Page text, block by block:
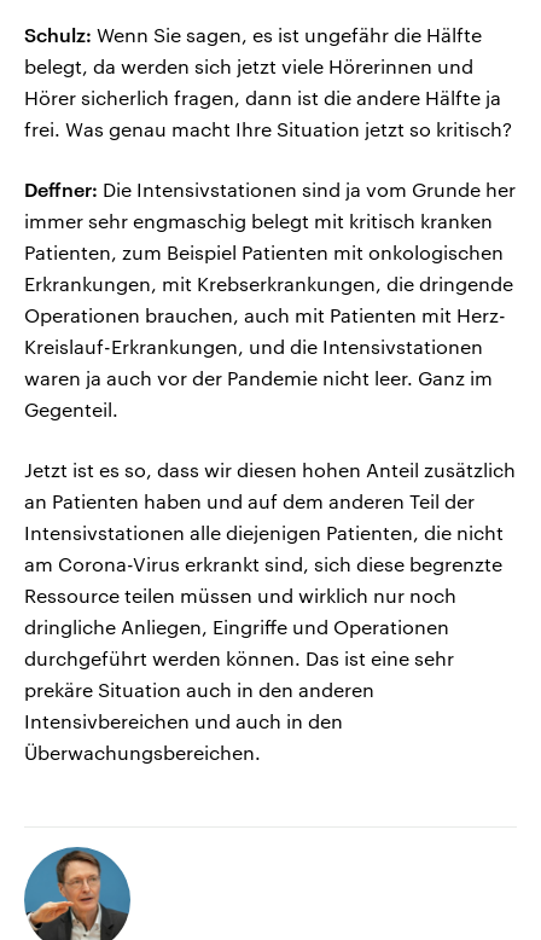
Schulz: Wenn Sie sagen, es ist ungefähr die Hälfte
belegt, da werden sich jetzt viele Hörerinnen und
Hörer sicherlich fragen, dann ist die andere Hälfte ja
frei. Was genau macht Ihre Situation jetzt so kritisch?
Deffner: Die Intensivstationen sind ja vom Grunde her
immer sehr engmaschig belegt mit kritisch kranken
Patienten, zum Beispiel Patienten mit onkologischen
Erkrankungen, mit Krebserkrankungen, die dringende
Operationen brauchen, auch mit Patienten mit Herz-
Kreislauf-Erkrankungen, und die Intensivstationen
waren ja auch vor der Pandemie nicht leer. Ganz im
Gegenteil.
Jetzt ist es so, dass wir diesen hohen Anteil zusätzlich
an Patienten haben und auf dem anderen Teil der
Intensivstationen alle diejenigen Patienten, die nicht
am Corona-Virus erkrankt sind, sich diese begrenzte
Ressource teilen müssen und wirklich nur noch
dringliche Anliegen, Eingriffe und Operationen
durchgeführt werden können. Das ist eine sehr
prekäre Situation auch in den anderen
Intensivbereichen und auch in den
Überwachungsbereichen.